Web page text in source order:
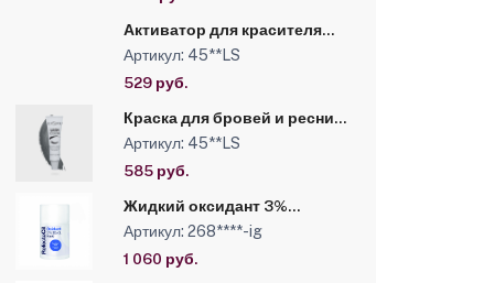
Активатор для красителя
1,8% Levissime LashActivator
90 мл
Артикул: 45**LS
529 руб.
Краска для бровей и ресниц
LeviSsime Lash Color №1.1
Графит, 15 мл
Артикул: 45**LS
585 руб.
Жидкий оксидант 3%
RefectoCil, 100 мл
Артикул: 268****-ig
1 060 руб.